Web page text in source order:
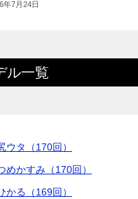
年7月24日
ル一覧
ウタ（170回）
めかすみ（170回）
かる（169回）